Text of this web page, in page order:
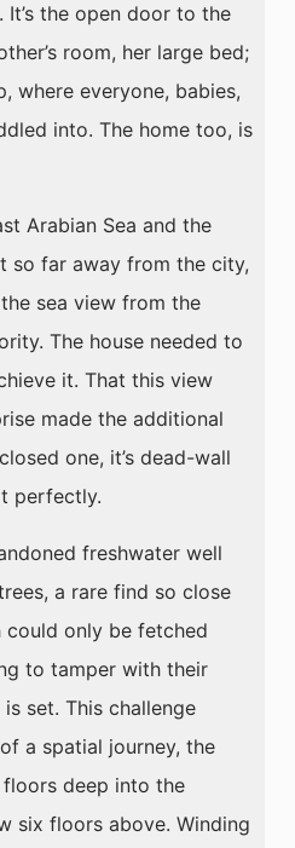
the open door to the
room, her large bed;
where everyone, babies,
into. The home too, is
Arabian Sea and the
so far away from the city,
sea view from the
The house needed to
it. That this view
made the additional
one, it’s dead-wall
perfectly.
freshwater well
a rare find so close
only be fetched
to tamper with their
set. This challenge
a spatial journey, the
deep into the
six floors above. Winding